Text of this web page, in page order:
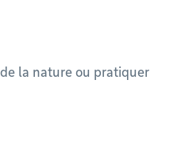
la nature ou pratiquer